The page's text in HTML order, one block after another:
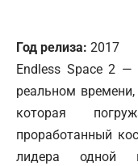
Год релиза: 2017
Endless Space 2 —
реальном
которая
проработанный
лидера одной